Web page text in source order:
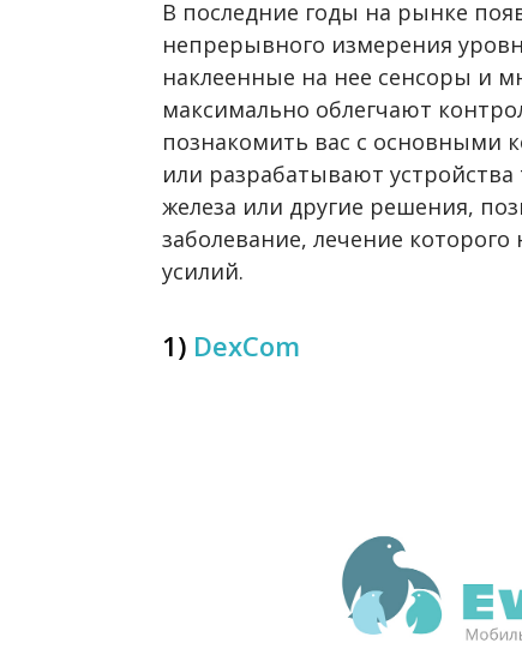
В последние годы на рынке
непрерывного измерения
наклеенные на нее сенсоры и
максимально облегчают
познакомить вас с основными
или разрабатывают
железа или другие решения,
заболевание, лечение
усилий.
1) DexCom